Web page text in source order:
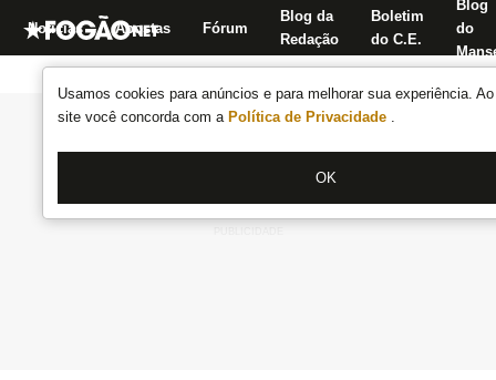
Usamos cookies para anúncios e para melhorar sua experiência.
site você concorda com a Política de Privacidade .
OK
Notícias Apostas Fórum
Blog da
Redação
Boletim
do C.E.
Blog
do